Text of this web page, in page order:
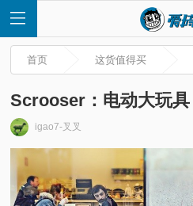
页
首页 这货值得买
Scrooser：电动大玩具
igao7-叉叉